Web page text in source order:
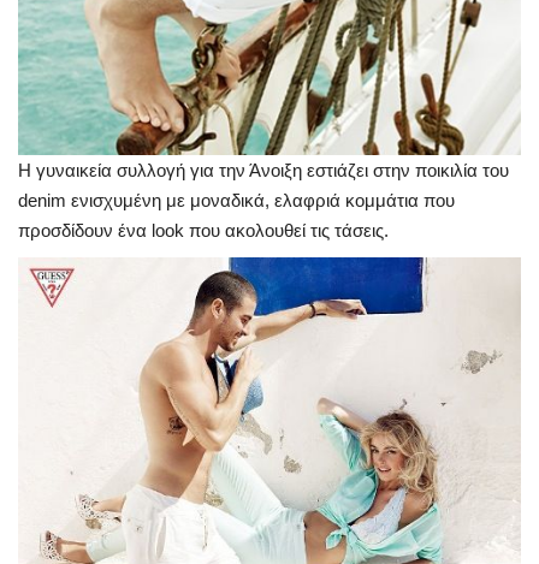
Η γυναικεία συλλογή για την Άνοιξη εστιάζει στην ποικιλία του
denim ενισχυμένη με μοναδικά, ελαφριά κομμάτια που
προσδίδουν ένα look που ακολουθεί τις τάσεις.